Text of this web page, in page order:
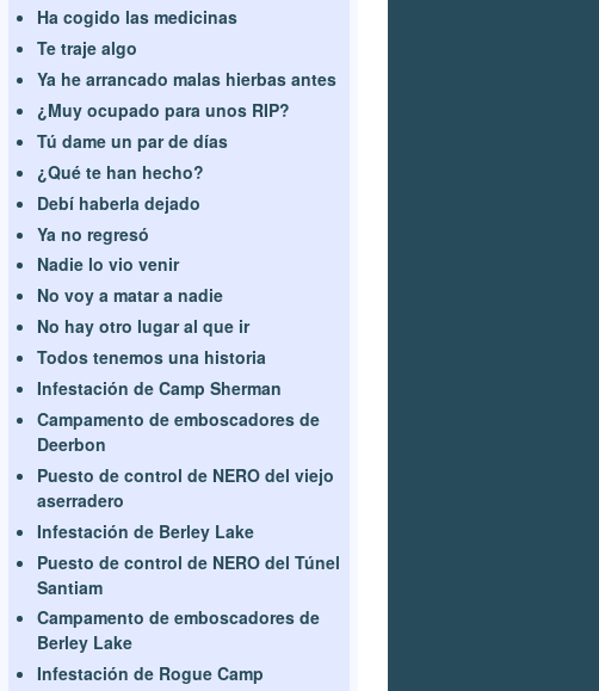
Ha cogido las medicinas
Te traje algo
Ya he arrancado malas hierbas antes
¿Muy ocupado para unos RIP?
Tú dame un par de días
¿Qué te han hecho?
Debí haberla dejado
Ya no regresó
Nadie lo vio venir
No voy a matar a nadie
No hay otro lugar al que ir
Todos tenemos una historia
Infestación de Camp Sherman
Campamento de emboscadores de
Deerbon
Puesto de control de NERO del viejo
aserradero
Infestación de Berley Lake
Puesto de control de NERO del Túnel
Santiam
Campamento de emboscadores de
Berley Lake
Infestación de Rogue Camp